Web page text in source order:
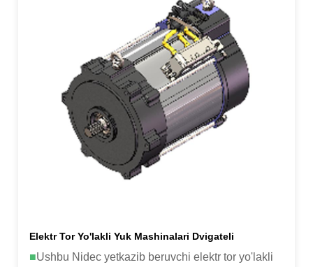
Elektr Tor Yo'lakli Yuk Mashinalari Dvigateli
■Ushbu Nidec yetkazib beruvchi elektr tor yo'lakli